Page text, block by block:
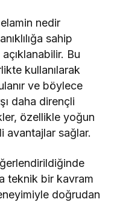
nedir
sahip
Bu
kullanılarak
ve böylece
daha dirençli
özellikle yoğun
avantajlar sağlar.
teknik bir kavram
doğrudan